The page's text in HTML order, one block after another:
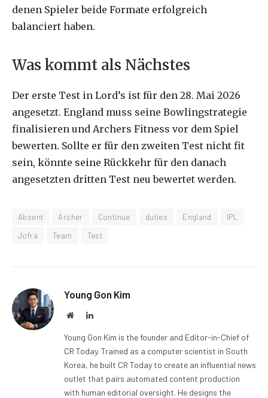
denen Spieler beide Formate erfolgreich
balanciert haben.
Was kommt als Nächstes
Der erste Test in Lord’s ist für den 28. Mai 2026
angesetzt. England muss seine Bowlingstrategie
finalisieren und Archers Fitness vor dem Spiel
bewerten. Sollte er für den zweiten Test nicht fit
sein, könnte seine Rückkehr für den danach
angesetzten dritten Test neu bewertet werden.
Absent Archer Continue duties England
IPL
Jofra
Team Test
Young Gon Kim
WebsiteLinkedIn
Young Gon Kim is the founder and Editor-in-Chief of
CR Today. Trained as a computer scientist in South
Korea, he built CR Today to create an influential news
outlet that pairs automated content production
with human editorial oversight. He designs the